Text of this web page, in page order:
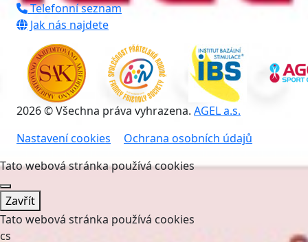
Telefonní seznam
Jak nás najdete
2026 © Všechna práva vyhrazena. AGEL a.s.
Nastavení cookies
Ochrana osobních údajů
Tato webová stránka používá cookies
Zavřít
Tato webová stránka používá cookies
cs